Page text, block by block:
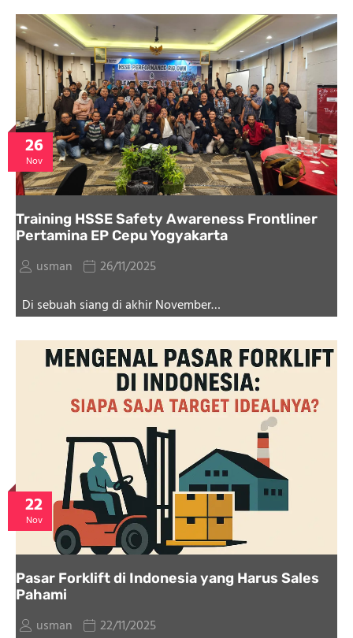
26
Nov
Training HSSE Safety Awareness Frontliner
Pertamina EP Cepu Yogyakarta
usman
26/11/2025
Di sebuah siang di akhir November…
22
Nov
Pasar Forklift di Indonesia yang Harus Sales
Pahami
usman
22/11/2025